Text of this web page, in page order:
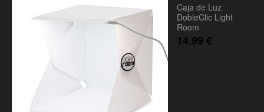
Caja de Luz
DobleClic Light
Room
14.99 €